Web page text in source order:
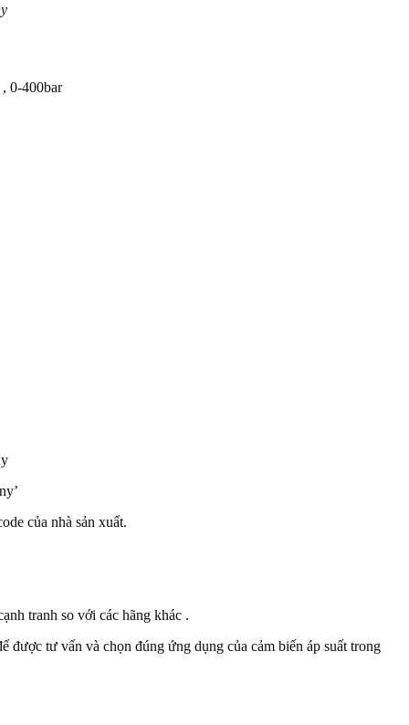
0-400bar
của nhà sản xuất.
tranh so với các hãng khác .
tư vấn và chọn đúng ứng dụng của cảm biến áp suất trong